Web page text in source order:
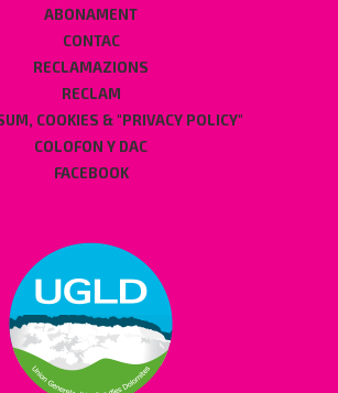
ABONAMENT
CONTAC
RECLAMAZIONS
RECLAM
COOKIES & "PRIVACY POLICY"
COLOFON Y DAC
FACEBOOK